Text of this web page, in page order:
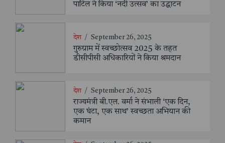
पाटिल ने किया ‘नदी उत्सव’ का उद्घाटन
देश / September 26, 2025
गुरुग्राम में स्वच्छोत्सव 2025 के तहत
डीसीपीसी अधिकारियों ने किया श्रमदान
देश / September 26, 2025
राज्यमंत्री बी.एल. वर्मा ने संभाली ‘एक दिन,
एक घंटा, एक साथ’ स्वच्छता अभियान की
कमान